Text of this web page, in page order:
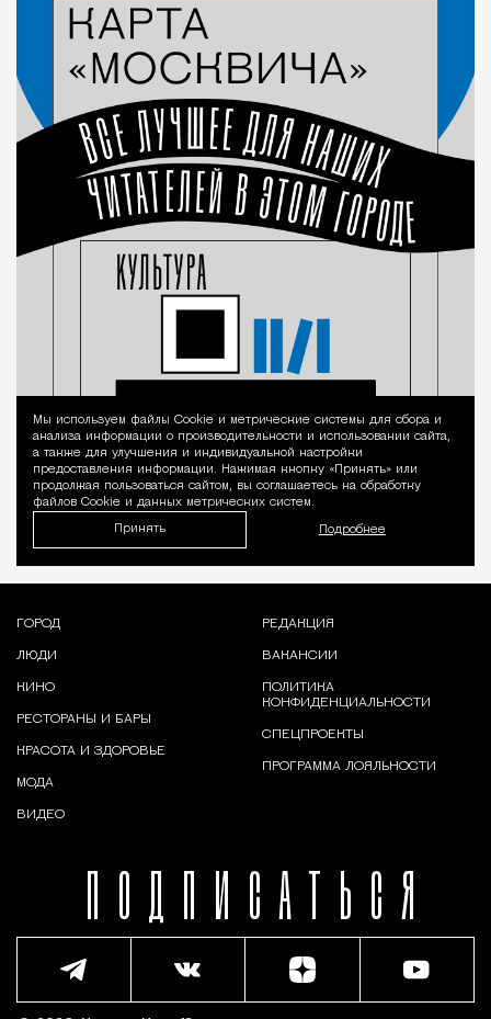
Уведомление
Мы используем файлы Сookie и метрические системы для сбора и
анализа информации о производительности и использовании сайта,
а также для улучшения и индивидуальной настройки
предоставления информации. Нажимая кнопку «Принять» или
продолжая пользоваться сайтом, вы соглашаетесь на обработку
файлов Cookie и данных метрических систем.
Принять Подробнее
ПОДПИСАТЬСЯ
ГОРОД
ЛЮДИ
КИНО
РЕСТОРАНЫ И БАРЫ
КРАСОТА И ЗДОРОВЬЕ
МОДА
ВИДЕО
РЕДАКЦИЯ
ВАКАНСИИ
ПОЛИТИКА
КОНФИДЕНЦИАЛЬНОСТИ
СПЕЦПРОЕКТЫ
ПРОГРАММА ЛОЯЛЬНОСТИ